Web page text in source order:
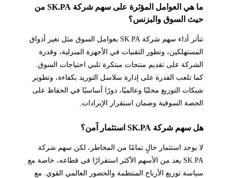
ما هي العوامل المؤثرة على سهم شركة SK.PA من
حيث السوق والبزنس؟
تتأثر أداء سهم شركة SK.PA بعوامل السوق مثل تغير أذواق
المستهلكين، وتطور التقنيات في الأجهزة المنزلية، وقدرة
الشركة على تقديم منتجات مبتكرة تلبي احتياجات السوق.
كما تلعب القدرة على إدارة سلاسل التوريد بكفاءة، وتطوير
شبكات التوزيع محليًا وعالميًا، دورًا أساسيًا في الحفاظ على
الحصة السوقية وضمان استقرار الإيرادات.
هل سهم شركة SK.PA استثمار آمن؟
لا يوجد استثمار خالٍ تمامًا من المخاطر، لكن سهم شركة
SK.PA يعد من الأسهم الأكثر استقرارًا في قطاعه، خاصة مع
سياسة توزيع الأرباح المنتظمة والحضور العالمي القوي. مع